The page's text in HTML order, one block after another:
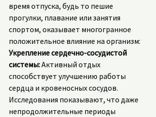
время отпуска, будь то пешие
прогулки, плавание или занятия
спортом, оказывает многогранное
положительное влияние на организм:
Укрепление сердечно-сосудистой
системы: Активный отдых
способствует улучшению работы
сердца и кровеносных сосудов.
Исследования показывают, что даже
непродолжительные периоды